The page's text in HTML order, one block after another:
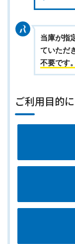
当庫が指
ていただ
不要です。
ご利用目的